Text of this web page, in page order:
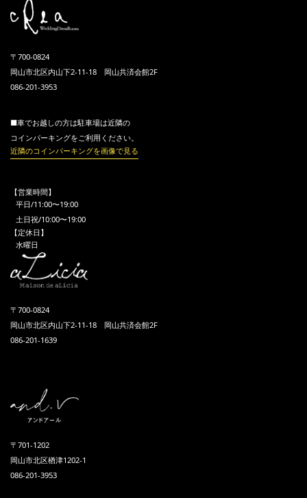
〒700-0824
岡山市北区内山下2-11-18 岡山共済会館2F
086-201-3953
■車でお越しの方は駐車場は近隣の
コインパーキングをご利用ください。
近隣のコインパーキングを画像で見る
【営業時間】
平日/11:00〜19:00
土日祝/10:00〜19:00
【定休日】
水曜日
〒700-0824
岡山市北区内山下2-11-18 岡山共済会館2F
086-201-1639
〒701-1202
岡山市北区楢津1202-1
086-201-3953